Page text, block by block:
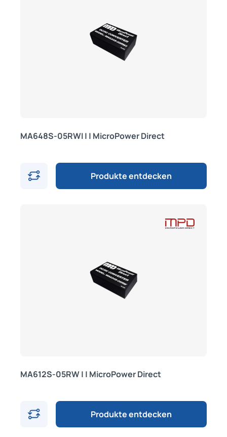
MA648S-05RWI | | MicroPower Direct
Produkte entdecken
MA612S-05RW | | MicroPower Direct
Produkte entdecken